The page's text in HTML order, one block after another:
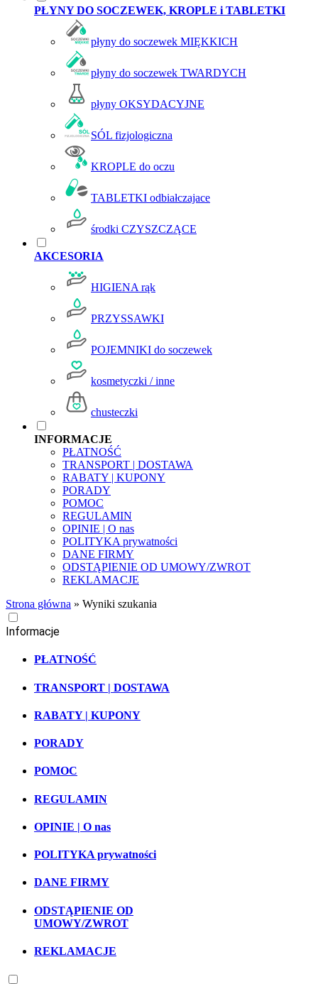
PŁYNY DO SOCZEWEK, KROPLE i TABLETKI
płyny do soczewek MIĘKKICH
płyny do soczewek TWARDYCH
płyny OKSYDACYJNE
SÓL fizjologiczna
KROPLE do oczu
TABLETKI odbiałczajace
środki CZYSZCZĄCE
AKCESORIA
HIGIENA rąk
PRZYSSAWKI
POJEMNIKI do soczewek
kosmetyczki / inne
chusteczki
INFORMACJE
PŁATNOŚĆ
TRANSPORT | DOSTAWA
RABATY | KUPONY
PORADY
POMOC
REGULAMIN
OPINIE | O nas
POLITYKA prywatności
DANE FIRMY
ODSTĄPIENIE OD UMOWY/ZWROT
REKLAMACJE
Strona główna » Wyniki szukania
Informacje
PŁATNOŚĆ
TRANSPORT | DOSTAWA
RABATY | KUPONY
PORADY
POMOC
REGULAMIN
OPINIE | O nas
POLITYKA prywatności
DANE FIRMY
ODSTĄPIENIE OD
UMOWY/ZWROT
REKLAMACJE